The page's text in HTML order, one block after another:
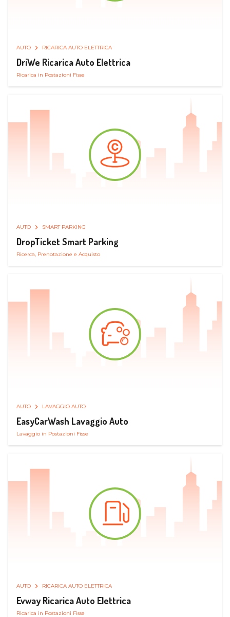
AUTO RICARICA AUTO ELETTRICA
DriWe Ricarica Auto Elettrica
Ricarica in Postazioni Fisse
AUTO SMART PARKING
DropTicket Smart Parking
Ricerca, Prenotazione e Acquisto
AUTO LAVAGGIO AUTO
EasyCarWash Lavaggio Auto
Lavaggio in Postazioni Fisse
AUTO RICARICA AUTO ELETTRICA
Evway Ricarica Auto Elettrica
Ricarica in Postazioni Fisse